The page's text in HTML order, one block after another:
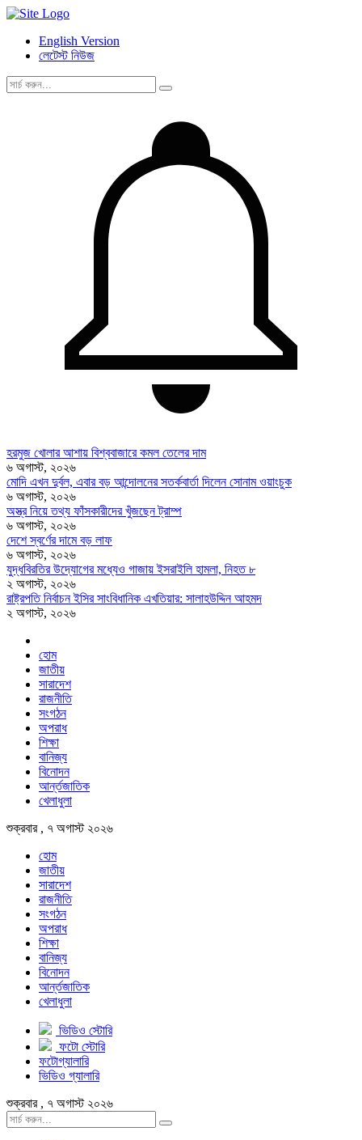
English Version
লেটেস্ট নিউজ
হরমুজ খোলার আশায় বিশ্ববাজারে কমল তেলের দাম
৬ অগাস্ট, ২০২৬
মোদি এখন দুর্বল, এবার বড় আন্দোলনের সতর্কবার্তা দিলেন সোনাম ওয়াংচুক
৬ অগাস্ট, ২০২৬
অস্ত্র নিয়ে তথ্য ফাঁসকারীদের খুঁজছেন ট্রাম্প
৬ অগাস্ট, ২০২৬
দেশে স্বর্ণের দামে বড় লাফ
৬ অগাস্ট, ২০২৬
যুদ্ধবিরতির উদ্যোগের মধ্যেও গাজায় ইসরাইলি হামলা, নিহত ৮
২ অগাস্ট, ২০২৬
রাষ্ট্রপতি নির্বাচন ইসির সাংবিধানিক এখতিয়ার: সালাহউদ্দিন আহমদ
২ অগাস্ট, ২০২৬
হোম
জাতীয়
সারাদেশ
রাজনীতি
সংগঠন
অপরাধ
শিক্ষা
বানিজ্য
বিনোদন
আর্ন্তজাতিক
খেলাধুলা
শুক্রবার , ৭ অগাস্ট ২০২৬
হোম
জাতীয়
সারাদেশ
রাজনীতি
সংগঠন
অপরাধ
শিক্ষা
বানিজ্য
বিনোদন
আর্ন্তজাতিক
খেলাধুলা
ভিডিও স্টোরি
ফটো স্টোরি
ফটোগ্যালারি
ভিডিও গ্যালারি
শুক্রবার , ৭ অগাস্ট ২০২৬